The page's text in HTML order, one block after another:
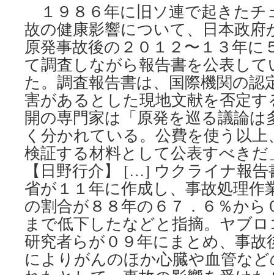
１９８６年に旧ソ連で起きたチ
故の健康影響について、日本政府
原発事故後の２０１２〜１３年に
て調査しながら報告書を公表し
た。調査報告書は、国際機関の認
害があるとした現地文献を否定
開の専門家は「原発を巡る議論は
く分かれている。公費を使う以
検証する材料として公表すべき
【日野行介】 […] ウクライナ報
省が１１年に作成し、事故処理作
の割合が８８年の６７．６％から
まで低下したなどと指摘。ヤブ
研究者らが０９年にまとめ、事故
によりがんのほか心臓や血管な